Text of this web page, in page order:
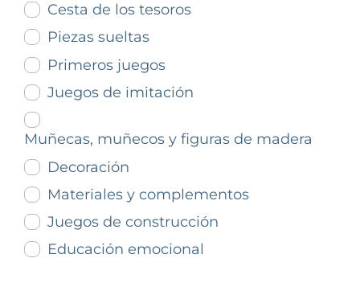
Cesta de los tesoros
Piezas sueltas
Primeros juegos
Juegos de imitación
Muñecas, muñecos y figuras de madera
Decoración
Materiales y complementos
Juegos de construcción
Educación emocional